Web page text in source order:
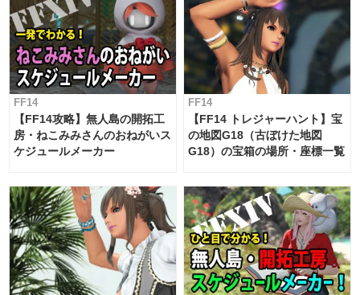
FF14
【FF14攻略】無人島の開拓工
房・ねこみみさんのおねがいス
ケジュールメーカー
FF14
【FF14 トレジャーハント】宝
の地図G18（古ぼけた地図
G18）の宝箱の場所・座標一覧